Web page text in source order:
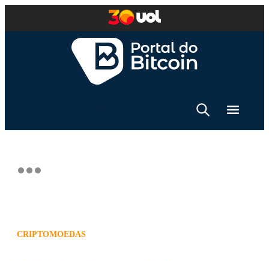
CRIPTOMOEDAS